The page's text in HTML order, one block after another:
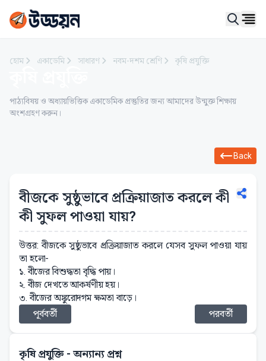
হোম একাডেমি সাধারণ নবম-দশম শ্রেণি কৃষি প্রযুক্তি
পাঠ্যবিষয় ও অধ্যায়ভিত্তিক একাডেমিক প্রস্তুতির জন্য আমাদের উন্মুক্ত শিক্ষায়
অংশগ্রহণ করুন।
Back
বীজকে সুষ্ঠুভাবে প্রক্রিয়াজাত করলে কী
কী সুফল পাওয়া যায়?
উত্তর: বীজকে সুষ্ঠুভাবে প্রক্রিয়াজাত করলে যেসব সুফল পাওয়া যায়
তা হলো-
১. বীজের বিশুদ্ধতা বৃদ্ধি পায়।
২. বীজ দেখতে আকর্ষণীয় হয়।
৩. বীজের অঙ্কুরোদগম ক্ষমতা বাড়ে।
পূর্ববর্তী
পরবর্তী
কৃষি প্রযুক্তি - অন্যান্য প্রশ্ন